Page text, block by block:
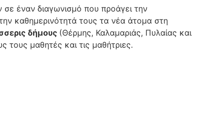
έναν διαγωνισμό που προάγει την
καθημερινότητά τους τα νέα άτομα στη
δήμους (Θέρμης, Καλαμαριάς, Πυλαίας και
τους μαθητές και τις μαθήτριες.